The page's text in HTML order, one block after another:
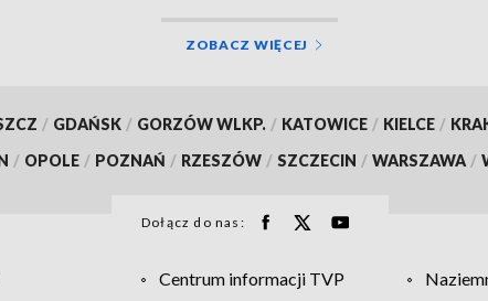
ZOBACZ WIĘCEJ
/ GDAŃSK / GORZÓW WLKP. / KATOWICE / KIELCE /
/ OPOLE / POZNAŃ / RZESZÓW / SZCZECIN / WARSZAWA /
Dołącz do nas:
Centrum informacji TVP